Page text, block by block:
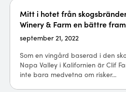
Mitt i hotet från
Winery & Farm en bättre
september 21, 2022
Som en vingård baserad i den
Napa Valley i Kalifornien är Clif
inte bara medvetna om risker...